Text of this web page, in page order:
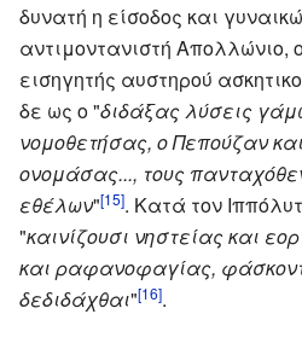
δυνατή η είσοδος και
αντιμοντανιστή Απολλώνιο,
εισηγητής αυστηρού
δε ως ο "διδάξας λύσεις
νομοθετήσας, ο Πεπούζαν
ονομάσας..., τους
εθέλων"[15]. Κατά τον
"καινίζουσι νηστείας και
και ραφανοφαγίας,
δεδιδάχθαι"[16].